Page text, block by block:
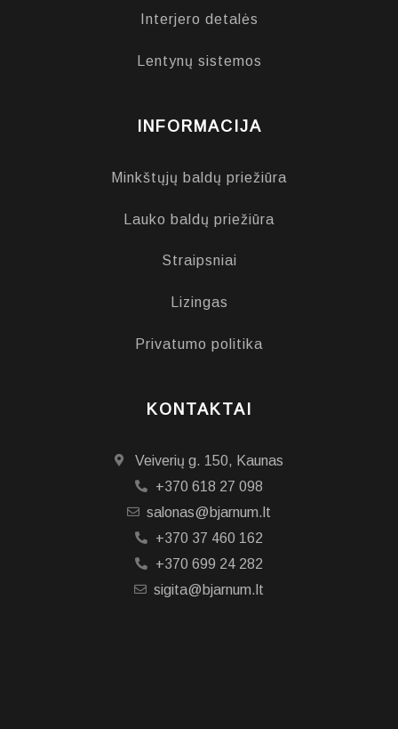
Interjero detalės
Lentynų sistemos
INFORMACIJA
Minkštųjų baldų priežiūra
Lauko baldų priežiūra
Straipsniai
Lizingas
Privatumo politika
KONTAKTAI
Veiverių g. 150, Kaunas
+370 618 27 098
salonas@bjarnum.lt
+370 37 460 162
+370 699 24 282
sigita@bjarnum.lt